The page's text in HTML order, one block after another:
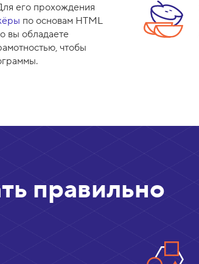
его прохождения
по основам HTML
вы обладаете
чтобы
правильно